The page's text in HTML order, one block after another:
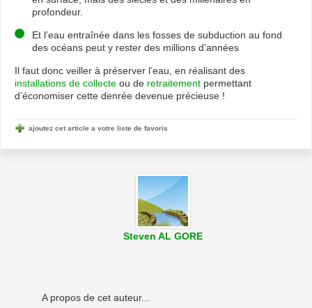
profondeur.
Et l’eau entraînée dans les fosses de subduction au fond
des océans peut y rester des millions d’années
Il faut donc veiller à préserver l’eau, en réalisant des
installations de collecte ou de retraitement permettant
d’économiser cette denrée devenue précieuse !
ajoutez cet article a votre liste de favoris
Steven AL GORE
A propos de cet auteur...